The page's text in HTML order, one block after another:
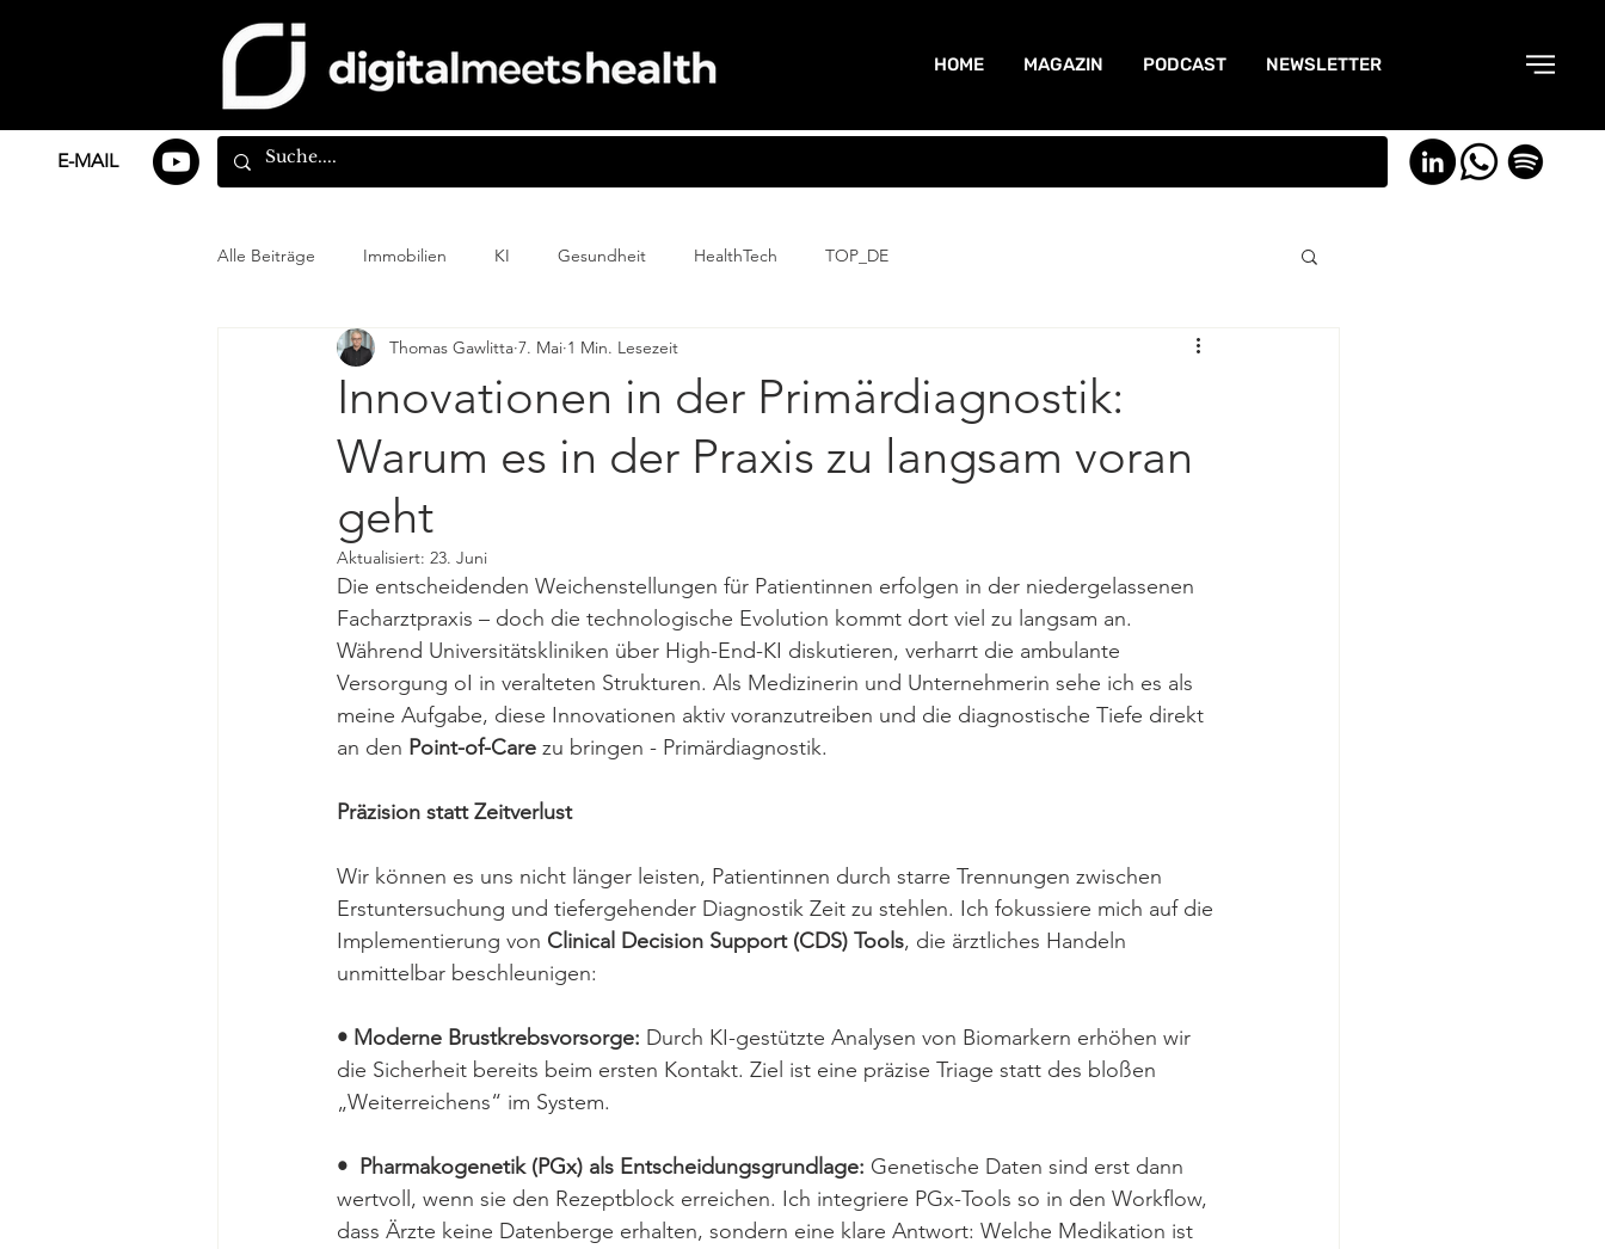
E-MAIL
HOME MAGAZIN PODCAST NEWSLETTER
Alle Beiträge Immobilien KI Gesundheit HealthTech TOP_DE
Innovationen in der Primärdiagnostik:
Warum es in der Praxis zu langsam voran
geht
Thomas Gawlitta 7. Mai 1 Min. Lesezeit
Aktualisiert: 23. Juni
Die entscheidenden Weichenstellungen für Patientinnen erfolgen in der niedergelassenen
Facharztpraxis – doch die technologische Evolution kommt dort viel zu langsam an.
Während Universitätskliniken über High-End-KI diskutieren, verharrt die ambulante
Versorgung oI in veralteten Strukturen. Als Medizinerin und Unternehmerin sehe ich es als
meine Aufgabe, diese Innovationen aktiv voranzutreiben und die diagnostische Tiefe direkt
an den Point-of-Care zu bringen - Primärdiagnostik.
Präzision statt Zeitverlust
Wir können es uns nicht länger leisten, Patientinnen durch starre Trennungen zwischen
Erstuntersuchung und tiefergehender Diagnostik Zeit zu stehlen. Ich fokussiere mich auf die
Implementierung von Clinical Decision Support (CDS) Tools, die ärztliches Handeln
unmittelbar beschleunigen:
• Moderne Brustkrebsvorsorge: Durch KI-gestützte Analysen von Biomarkern erhöhen wir
die Sicherheit bereits beim ersten Kontakt. Ziel ist eine präzise Triage statt des bloßen
„Weiterreichens“ im System.
•  Pharmakogenetik (PGx) als Entscheidungsgrundlage: Genetische Daten sind erst dann
wertvoll, wenn sie den Rezeptblock erreichen. Ich integriere PGx-Tools so in den Workflow,
dass Ärzte keine Datenberge erhalten, sondern eine klare Antwort: Welche Medikation ist